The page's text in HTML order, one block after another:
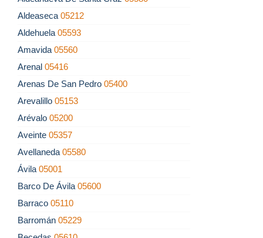
Aldeaseca 05212
Aldehuela 05593
Amavida 05560
Arenal 05416
Arenas De San Pedro 05400
Arevalillo 05153
Arévalo 05200
Aveinte 05357
Avellaneda 05580
Ávila 05001
Barco De Ávila 05600
Barraco 05110
Barromán 05229